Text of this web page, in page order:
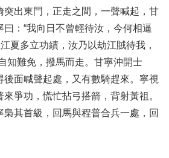
突出東門，正走之間，一聲喊起，甘
：“我向日不曾輕待汝，今何相逼
夏多立功績，汝乃以劫江賊待我，
知難免，撥馬而走。甘寧沖開士
面喊聲起處，又有數騎趕來。寧視
爭功，慌忙拈弓搭箭，背射黃祖。
其首級，回馬與程普合兵一處，回